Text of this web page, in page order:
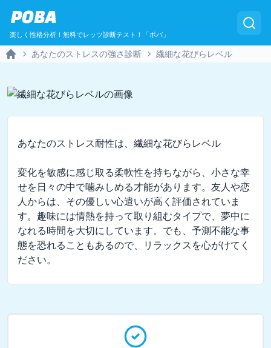
POBA
楽しく性格分析！無料でレッツ診断テスト！「ポバ」
あなたのストレスの強さ診断 繊細な花びらレベル
あなたのストレス耐性は、繊細な花びらレベル
変化を敏感に感じ取る柔軟性を持ちながら、小さな幸
せを日々の中で噛みしめる才能があります。友人や恋
人からは、その優しい心遣いが高く評価されていま
す。趣味には情熱を持って取り組むタイプで、夢中に
なれる時間を大切にしています。でも、予測不能な事
態を恐れることもあるので、リラックスを心がけてく
ださい。